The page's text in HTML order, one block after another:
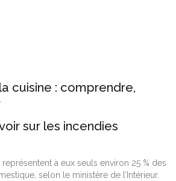
cuisine : comprendre,
sur les incendies
représentent à eux seuls environ 25 % des
selon le ministère de l’Intérieur.